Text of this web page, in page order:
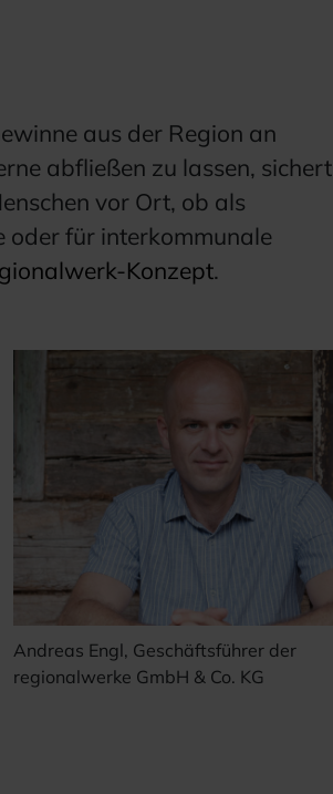
aus der Region an
abfließen zu lassen, sichert
vor Ort, ob als
oder für interkommunale
Konzept.
Andreas Engl, Geschäftsführer der
regionalwerke GmbH & Co. KG